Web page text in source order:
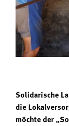
Mitgliedschaft
Bäuerliche
Solidarische
die
möchte der